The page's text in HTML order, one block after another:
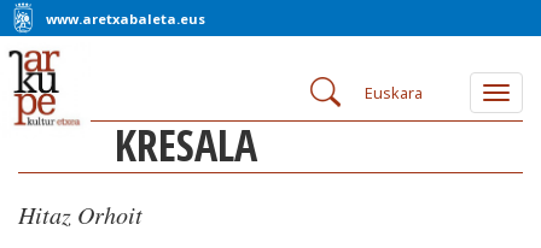
www.aretxabaleta.eus
Euskara
KRESALA
Hitaz Orhoit